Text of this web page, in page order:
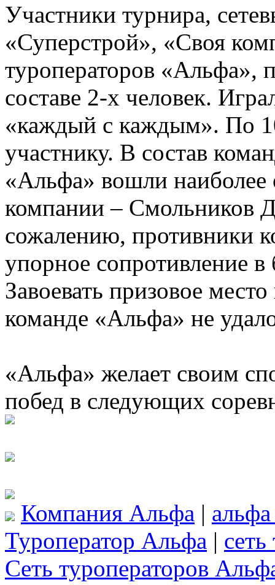
Участники турнира,
«Суперстрой», «Своя
туроператоров «Альфа»,
составе 2-х человек.
«каждый с каждым». По
участнику. В состав
«Альфа» вошли
компании – Смольников
сожалению, противники
упорное сопротивление
Завоевать призовое
команде «Альфа» не
«Альфа» желает своим
побед в следующих
Компания Альфа |
Туроператор Альфа |
Сеть туроператоров